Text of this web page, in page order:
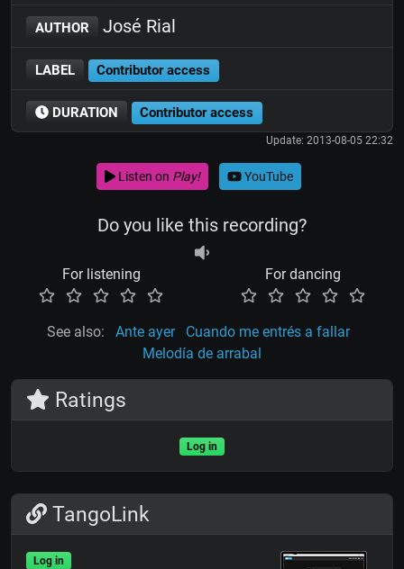
AUTHOR José Rial
LABEL Contributor access
DURATION Contributor access
Update: 2013-08-05 22:32
Listen on Play! YouTube
Do you like this recording?
For listening For dancing
See also: Ante ayer
Cuando me entrés a fallar
Melodía de arrabal
Ratings
Log in
TangoLink
Log in